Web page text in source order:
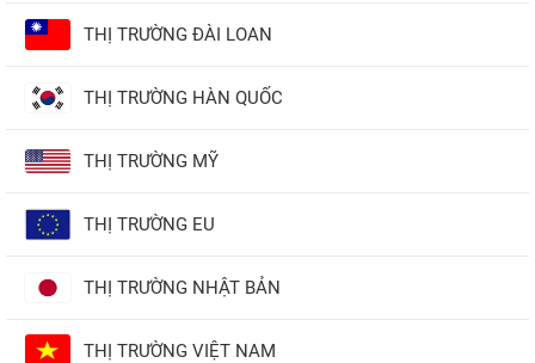
THỊ TRƯỜNG ĐÀI LOAN
THỊ TRƯỜNG HÀN QUỐC
THỊ TRƯỜNG MỸ
THỊ TRƯỜNG EU
THỊ TRƯỜNG NHẬT BẢN
THỊ TRƯỜNG VIỆT NAM